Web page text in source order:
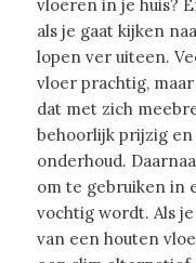
vloeren in je huis?
als je gaat kijken
lopen ver uiteen.
vloer prachtig,
dat met zich
behoorlijk prijzig
onderhoud.
om te gebruiken in
vochtig wordt. Als
van een houten